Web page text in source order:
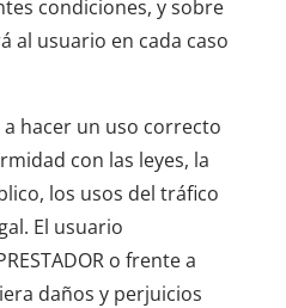
condiciones, y sobre
al usuario en cada caso
a hacer un uso correcto
con las leyes, la
los usos del tráfico
El usuario
o frente a
daños y perjuicios